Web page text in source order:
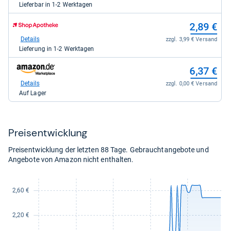
2,49
kaufen.
Lieferbar in 1-2 Werktagen
Shop:
Shop
für
kaufen.
2,89 €
zzgl. 3,99 € Versand
Details
Lieferung in 1-2 Werktagen
zum
Shop:
Amazon.de
6,37 €
zzgl. 0,00 € Versand
Details
Auf Lager
Preis­ent­wick­lung
Preisentwicklung der letzten 88 Tage. Gebrauchtangebote und
Angebote von Amazon nicht enthalten.